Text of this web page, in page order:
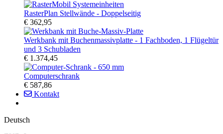
RasterPlan Stellwände - Doppelseitig
€ 362,95
Werkbank mit Buchenmassivplatte - 1 Fachboden, 1 Flügeltür
und 3 Schubladen
€ 1.374,45
Computerschrank
€ 587,86
Kontakt
Deutsch